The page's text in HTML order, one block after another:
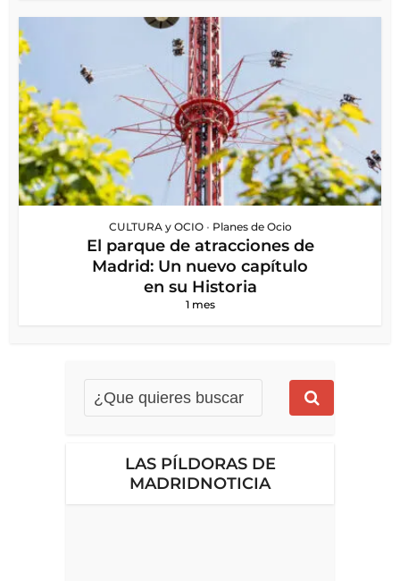
CULTURA y OCIO • Planes de Ocio
El parque de atracciones de
Madrid: Un nuevo capítulo
en su Historia
1 mes
LAS PÍLDORAS DE
MADRIDNOTICIA